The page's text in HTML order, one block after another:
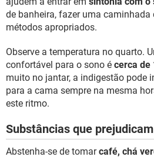
de banheira, fazer uma caminhada
métodos apropriados.
Observe a temperatura no quarto.
confortável para o sono é cerca de
muito no jantar, a indigestão pode
para a cama sempre na mesma
este ritmo.
Substâncias que
Abstenha-se de tomarcafé, chá